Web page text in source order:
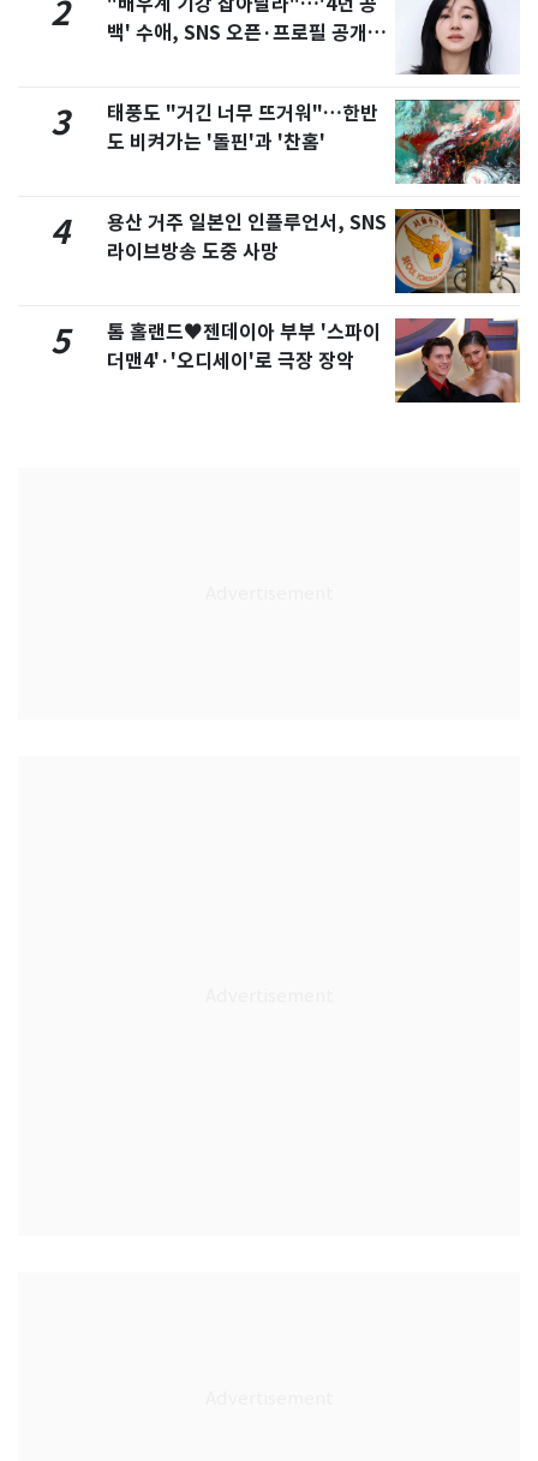
2
백' 수애, SNS 오픈·프로필 공개
3
태풍도 "거긴 너무 뜨거워"…한반
도 비켜가는 '돌핀'과 '찬홈'
4
용산 거주 일본인 인플루언서, SNS
라이브방송 도중 사망
5
톰 홀랜드♥젠데이아 부부 '스파이
더맨4'·'오디세이'로 극장 장악